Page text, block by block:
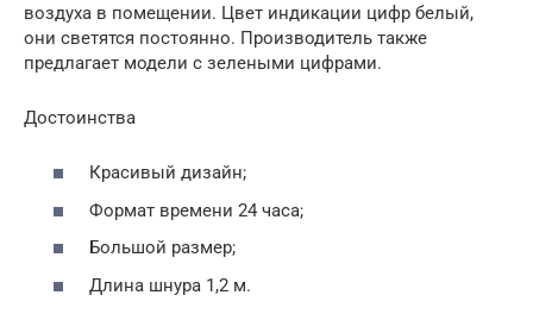
воздуха в помещении. Цвет индикации цифр белый,
они светятся постоянно. Производитель также
предлагает модели с зелеными цифрами.
Достоинства
Красивый дизайн;
Формат времени 24 часа;
Большой размер;
Длина шнура 1,2 м.